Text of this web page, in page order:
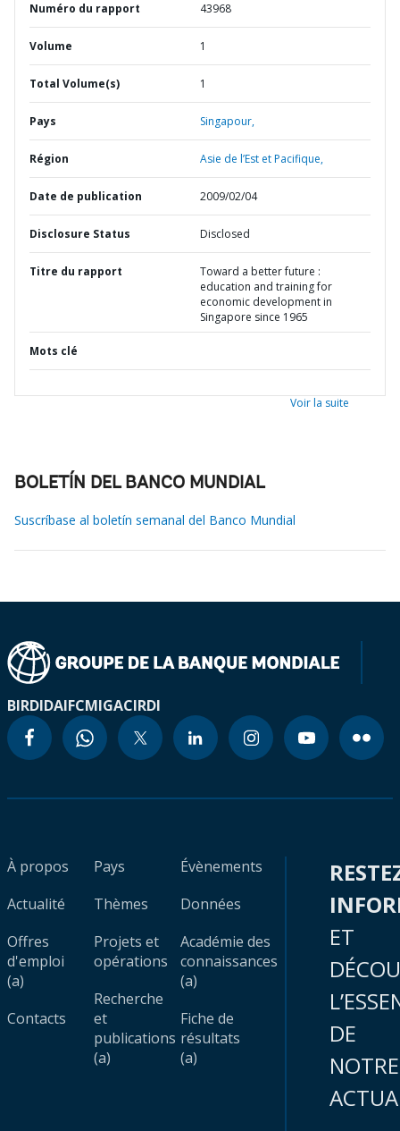
Numéro du rapport 43968
Volume 1
Total Volume(s) 1
Pays Singapour,
Région Asie de l’Est et Pacifique,
Date de publication 2009/02/04
Disclosure Status Disclosed
Titre du rapport
Toward a better future :
education and training for
economic development in
Singapore since 1965
Mots clé
Voir la suite
BOLETÍN DEL BANCO MUNDIAL
Suscríbase al boletín semanal del Banco Mundial
BIRDIDAIFCMIGACIRDI
À propos
Actualité
Offres
d'emploi
(a)
Contacts
Pays
Thèmes
Projets et
opérations
Recherche
et
publications
(a)
Évènements
Données
Académie des
connaissances
(a)
Fiche de
résultats
(a)
ET
DE
NOTRE